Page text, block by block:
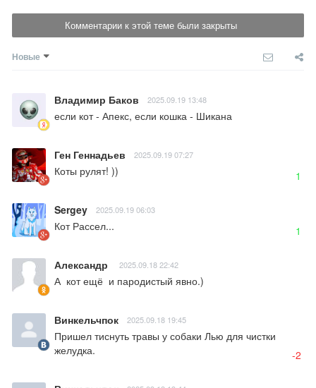
Комментарии к этой теме были закрыты
Новые
Владимир Баков 2025.09.19 13:48
если кот - Апекс, если кошка - Шикана
Ген Геннадьев 2025.09.19 07:27
Коты рулят! )) 1
Sergey 2025.09.19 06:03
Кот Рассел... 1
Александр 2025.09.18 22:42
А  кот ещё  и пародистый явно.)
Винкельчпок 2025.09.18 19:45
Пришел тиснуть травы у собаки Лью для чистки
желудка.
-2